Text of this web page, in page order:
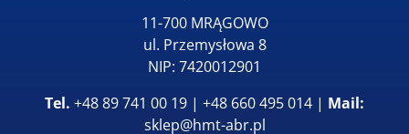
11-700 MRĄGOWO
ul. Przemysłowa 8
NIP: 7420012901
Tel. +48 89 741 00 19 | +48 660 495 014 | Mail:
sklep@hmt-abr.pl